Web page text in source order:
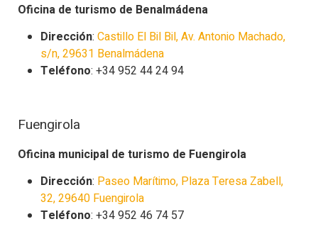
Oficina de turismo de Benalmádena
Dirección: Castillo El Bil Bil, Av. Antonio Machado,
s/n, 29631 Benalmádena
Teléfono: +34 952 44 24 94
Fuengirola
Oficina municipal de turismo de Fuengirola
Dirección: Paseo Marítimo, Plaza Teresa Zabell,
32, 29640 Fuengirola
Teléfono: +34 952 46 74 57